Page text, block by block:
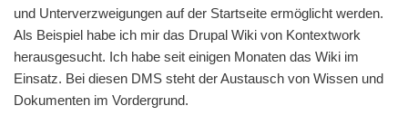
und Unterverzweigungen auf der Startseite ermöglicht werden.
Als Beispiel habe ich mir das Drupal Wiki von Kontextwork
herausgesucht. Ich habe seit einigen Monaten das Wiki im
Einsatz. Bei diesen DMS steht der Austausch von Wissen und
Dokumenten im Vordergrund.